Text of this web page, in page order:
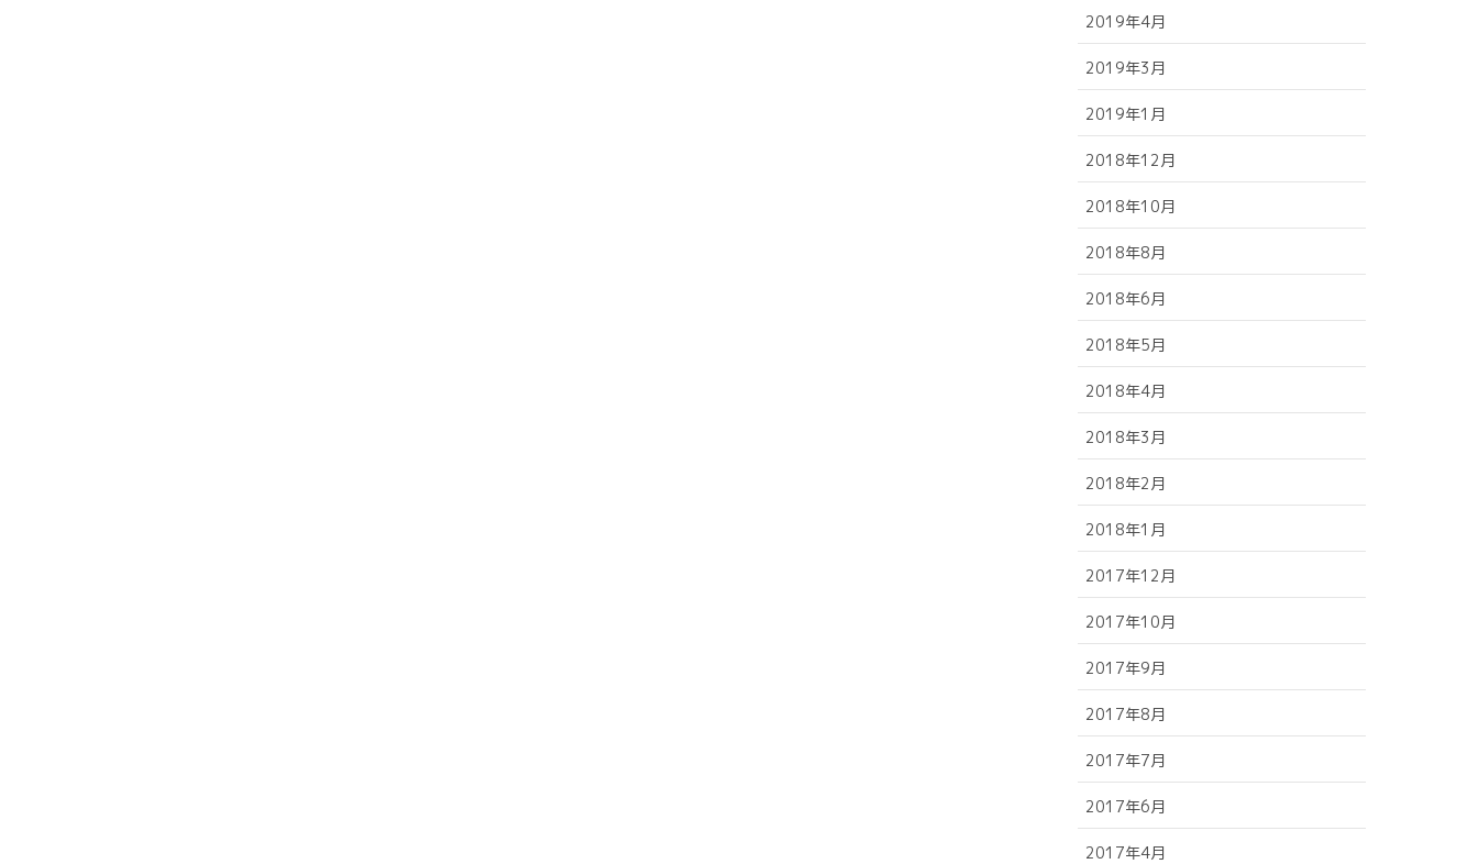
2019年4月
2019年3月
2019年1月
2018年12月
2018年10月
2018年8月
2018年6月
2018年5月
2018年4月
2018年3月
2018年2月
2018年1月
2017年12月
2017年10月
2017年9月
2017年8月
2017年7月
2017年6月
2017年4月